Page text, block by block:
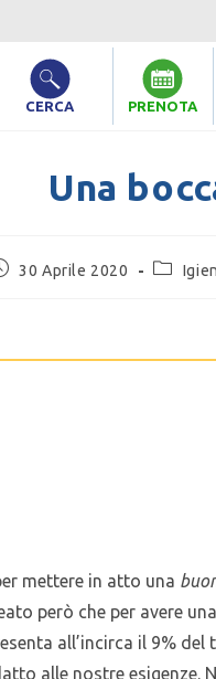
CERCA PRENOTA
Una
30 Aprile 2020
mettere in atto una
però che per avere una
all’incirca il 9% del
alle nostre esigenze.